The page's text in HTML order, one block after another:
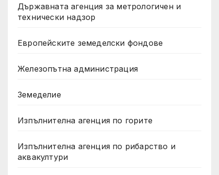
Държавната агенция за метрологичен и
технически надзор
Европейските земеделски фондове
Железопътна администрация
Земеделие
Изпълнителна агенция по горите
Изпълнителна агенция по рибарство и
аквакултури